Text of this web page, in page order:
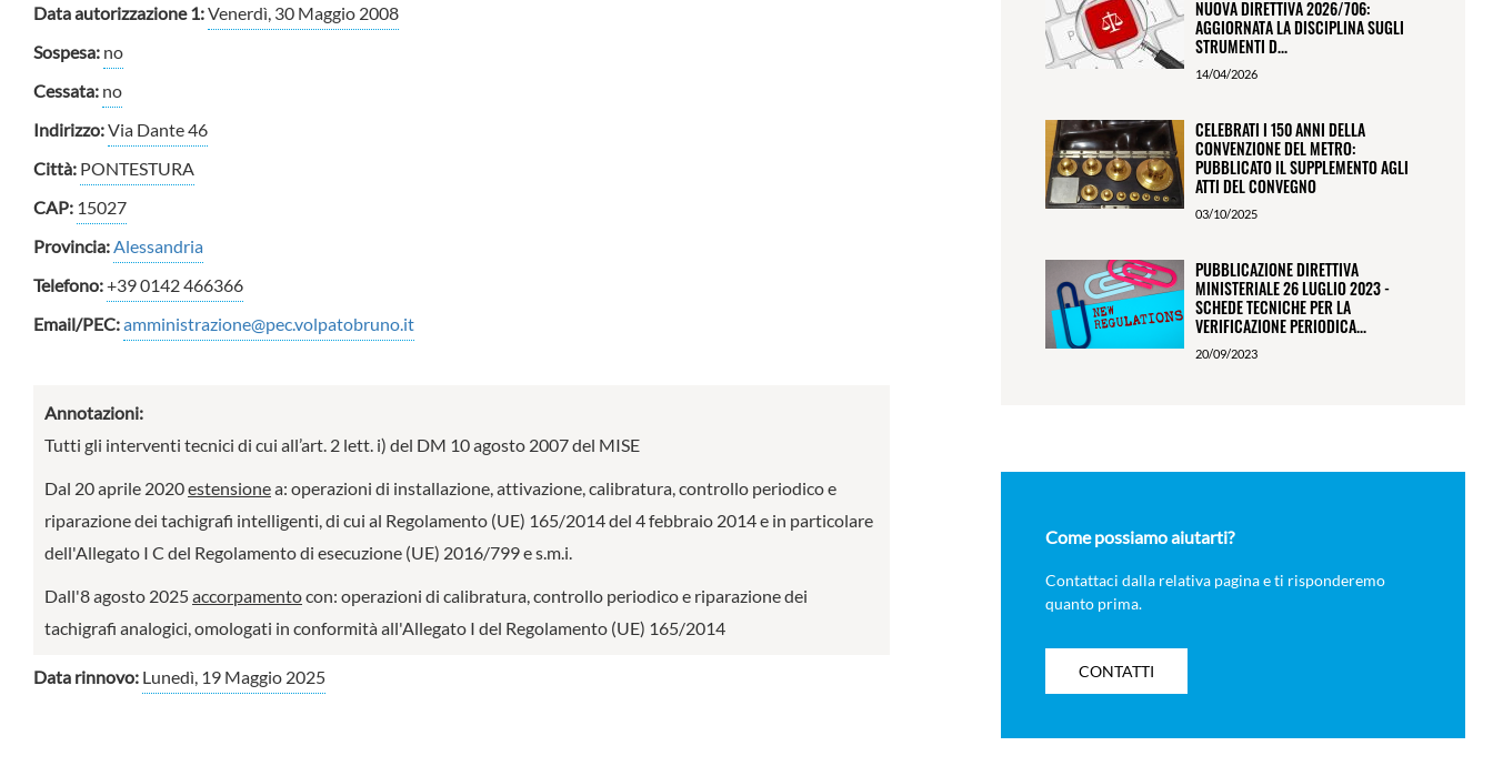
Data autorizzazione 1:Venerdì, 30 Maggio 2008
Sospesa: no
Cessata: no
Indirizzo:Via Dante 46
Città: PONTESTURA
CAP: 15027
Provincia:Alessandria
Telefono:+39 0142 466366
Email/PEC:amministrazione@pec.volpatobruno.it
Annotazioni:
Tutti gli interventi tecnici di cui all’art. 2 lett. i) del DM 10 agosto 2007 del MISE
Dal 20 aprile 2020estensionea: operazioni di installazione, attivazione, calibratura, controllo periodico e
riparazione dei tachigrafi intelligenti, di cui al Regolamento (UE) 165/2014 del 4 febbraio 2014 e in particolare
dell'Allegato I C del Regolamento di esecuzione (UE) 2016/799 e s.m.i.
Dall'8 agosto 2025accorpamentocon: operazioni di calibratura, controllo periodico e riparazione dei
tachigrafi analogici, omologati in conformità all'Allegato I del Regolamento (UE) 165/2014
Data rinnovo: Lunedì, 19 Maggio 2025
NUOVA DIRETTIVA 2026/706:
AGGIORNATA LA DISCIPLINA SUGLI
STRUMENTI D...
14/04/2026
CELEBRATI I 150 ANNI DELLA
CONVENZIONE DEL METRO:
PUBBLICATO IL SUPPLEMENTO AGLI
ATTI DEL CONVEGNO
03/10/2025
PUBBLICAZIONE DIRETTIVA
MINISTERIALE 26 LUGLIO 2023 -
SCHEDE TECNICHE PER LA
VERIFICAZIONE PERIODICA...
20/09/2023
Come possiamo aiutarti?
Contattaci dalla relativa pagina e ti risponderemo
quanto prima.
CONTATTI